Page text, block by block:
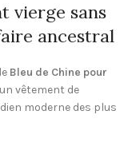
vierge sans
ancestral
Bleu de Chine pour
vêtement de
moderne des plus